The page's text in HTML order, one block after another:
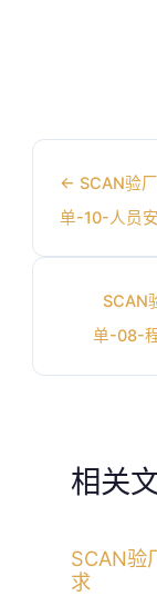
← SCAN验
单-10-人员
SCAN
单-08-
相关
SCAN验
求